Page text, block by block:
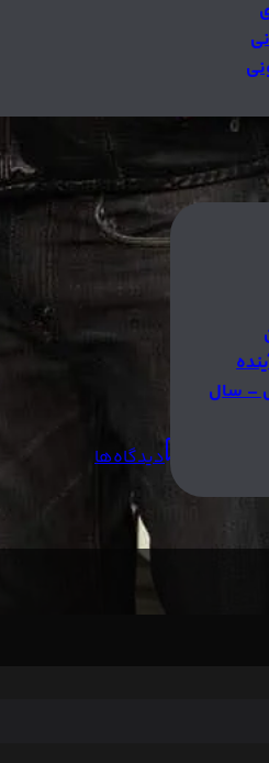
– سال
hidden, exploring its possibilities
دیدگاه‌ها